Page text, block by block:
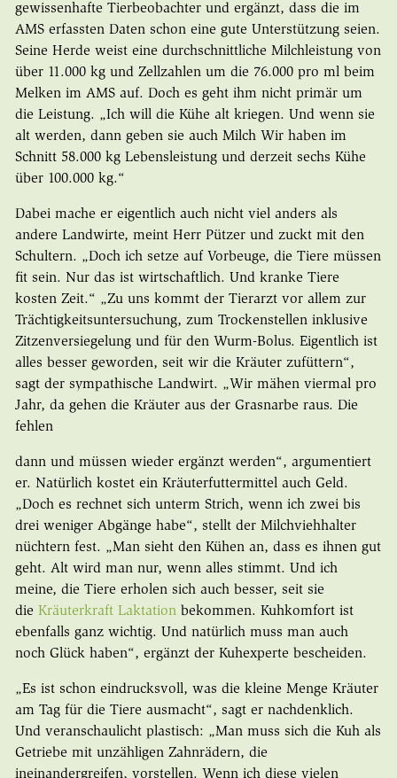
gewissenhafte Tierbeobachter und ergänzt, dass die im
AMS erfassten Daten schon eine gute Unterstützung seien.
Seine Herde weist eine durchschnittliche Milchleistung von
über 11.000 kg und Zellzahlen um die 76.000 pro ml beim
Melken im AMS auf. Doch es geht ihm nicht primär um
die Leistung. „Ich will die Kühe alt kriegen. Und wenn sie
alt werden, dann geben sie auch Milch Wir haben im
Schnitt 58.000 kg Lebensleistung und derzeit sechs Kühe
über 100.000 kg.“
Dabei mache er eigentlich auch nicht viel anders als
andere Landwirte, meint Herr Pützer und zuckt mit den
Schultern. „Doch ich setze auf Vorbeuge, die Tiere müssen
fit sein. Nur das ist wirtschaftlich. Und kranke Tiere
kosten Zeit.“ „Zu uns kommt der Tierarzt vor allem zur
Trächtigkeitsuntersuchung, zum Trockenstellen inklusive
Zitzenversiegelung und für den Wurm-Bolus. Eigentlich ist
alles besser geworden, seit wir die Kräuter zufüttern“,
sagt der sympathische Landwirt. „Wir mähen viermal pro
Jahr, da gehen die Kräuter aus der Grasnarbe raus. Die
fehlen
dann und müssen wieder ergänzt werden“, argumentiert
er. Natürlich kostet ein Kräuterfuttermittel auch Geld.
„Doch es rechnet sich unterm Strich, wenn ich zwei bis
drei weniger Abgänge habe“, stellt der Milchviehhalter
nüchtern fest. „Man sieht den Kühen an, dass es ihnen gut
geht. Alt wird man nur, wenn alles stimmt. Und ich
meine, die Tiere erholen sich auch besser, seit sie
die Kräuterkraft Laktationbekommen. Kuhkomfort ist
ebenfalls ganz wichtig. Und natürlich muss man auch
noch Glück haben“, ergänzt der Kuhexperte bescheiden.
„Es ist schon eindrucksvoll, was die kleine Menge Kräuter
am Tag für die Tiere ausmacht“, sagt er nachdenklich.
Und veranschaulicht plastisch: „Man muss sich die Kuh als
Getriebe mit unzähligen Zahnrädern, die
ineinandergreifen, vorstellen. Wenn ich diese vielen